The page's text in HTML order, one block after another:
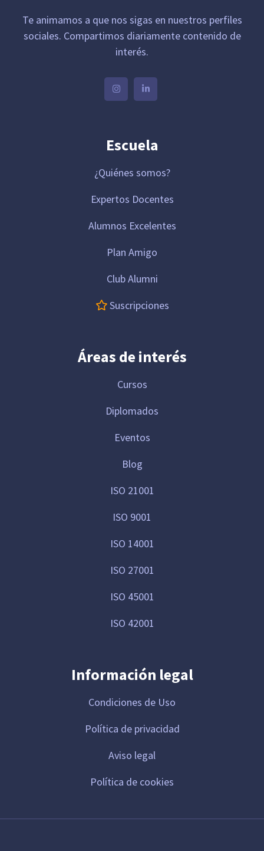
Te animamos a que nos sigas en nuestros perfiles
sociales. Compartimos diariamente contenido de
interés.
Escuela
¿Quiénes somos?
Expertos Docentes
Alumnos Excelentes
Plan Amigo
Club Alumni
Suscripciones
Áreas de interés
Cursos
Diplomados
Eventos
Blog
ISO 21001
ISO 9001
ISO 14001
ISO 27001
ISO 45001
ISO 42001
Información legal
Condiciones de Uso
Política de privacidad
Aviso legal
Política de cookies